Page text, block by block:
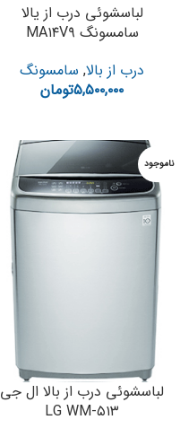
لباسشوئی درب از یالا
سامسونگ MA۱۴V۹
درب از بالا, سامسونگ
۵,۵۰۰,۰۰۰تومان
ناموجود
لباسشوئی درب از بالا ال جی
LG WM-۵۱۳